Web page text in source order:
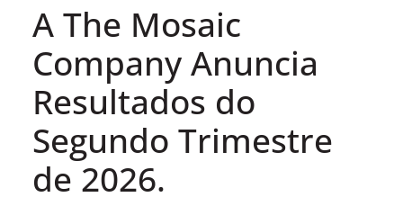
A The Mosaic
Company Anuncia
Resultados do
Segundo Trimestre
de 2026.